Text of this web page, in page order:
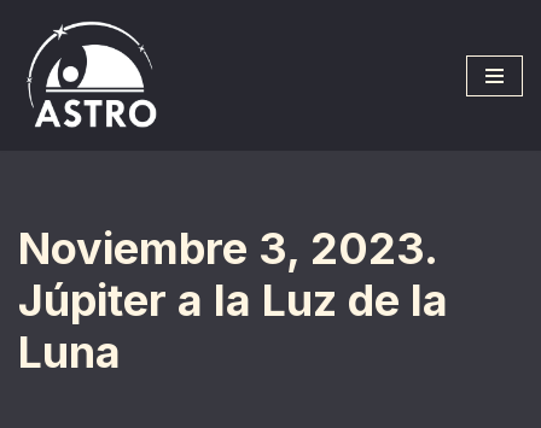
Saltar
al
contenido
Noviembre 3, 2023.
Júpiter a la Luz de la
Luna